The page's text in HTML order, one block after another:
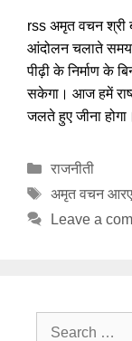
rss अमृत वचन श्री
आंदोलन चलाते समय
पीढ़ी के निर्माण के
सकेगा। आज हमें
जलते हुए जीना
Categories
राजनीती
Tags
अमृत वचन
Leave a
Search